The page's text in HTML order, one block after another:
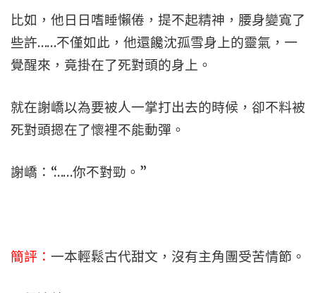
比如，他日日嗜睡懶倦，提不起精神，腰身變寬了
些許……不僅如此，他還饞沈孤雪身上的靈氣，一
覺醒來，竟掛在了死對頭的身上。
就在謝嶠以為要被人一掌打出去的時候，卻不料被
死對頭摁在了懷裡不能動彈。
謝嶠：“……你不對勁。”
簡評： 一本輕鬆古代甜文，沒有主角團受苦情節。